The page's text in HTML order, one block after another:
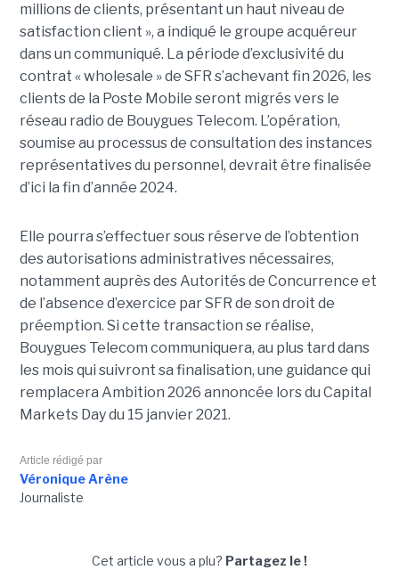
millions de clients, présentant un haut niveau de
satisfaction client », a indiqué le groupe acquéreur
dans un communiqué. La période d’exclusivité du
contrat « wholesale » de SFR s’achevant fin 2026, les
clients de la Poste Mobile seront migrés vers le
réseau radio de Bouygues Telecom. L’opération,
soumise au processus de consultation des instances
représentatives du personnel, devrait être finalisée
d’ici la fin d’année 2024.
Elle pourra s’effectuer sous réserve de l’obtention
des autorisations administratives nécessaires,
notamment auprès des Autorités de Concurrence et
de l’absence d’exercice par SFR de son droit de
préemption. Si cette transaction se réalise,
Bouygues Telecom communiquera, au plus tard dans
les mois qui suivront sa finalisation, une guidance qui
remplacera Ambition 2026 annoncée lors du Capital
Markets Day du 15 janvier 2021.
Article rédigé par
Véronique Arène
Journaliste
Cet article vous a plu? Partagez le !